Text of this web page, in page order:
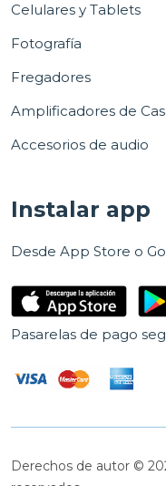
Celulares y Tablets
Fotografía
Fregadores
Amplificadores de
Accesorios de audio
Instalar app
Desde App Store o
Pasarelas de pago
Derechos de autor ©